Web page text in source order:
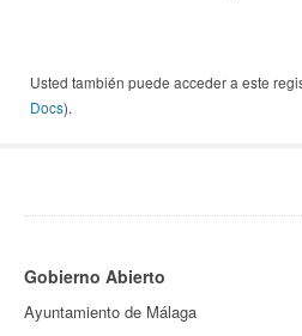
Usted también puede acceder a este
Docs).
Gobierno Abierto
Ayuntamiento de Málaga